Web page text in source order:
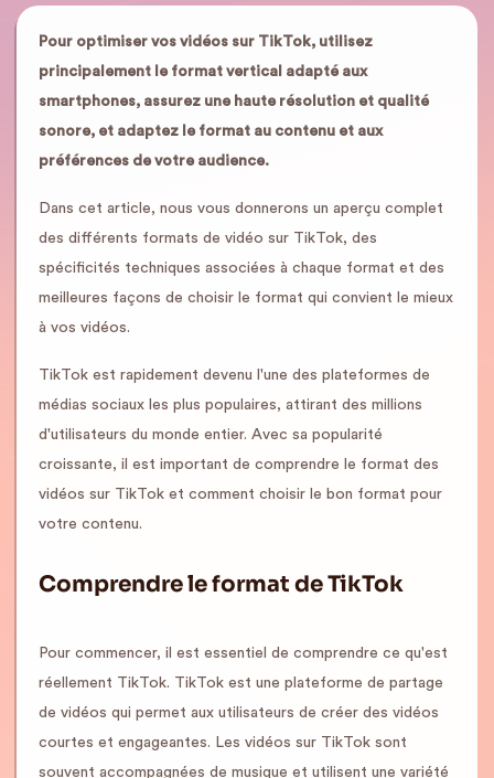
Pour optimiser vos vidéos sur TikTok, utilisez
principalement le format vertical adapté aux
smartphones, assurez une haute résolution et qualité
sonore, et adaptez le format au contenu et aux
préférences de votre audience.
Dans cet article, nous vous donnerons un aperçu complet
des différents formats de vidéo sur TikTok, des
spécificités techniques associées à chaque format et des
meilleures façons de choisir le format qui convient le mieux
à vos vidéos.
TikTok est rapidement devenu l'une des plateformes de
médias sociaux les plus populaires, attirant des millions
d'utilisateurs du monde entier. Avec sa popularité
croissante, il est important de comprendre le format des
vidéos sur TikTok et comment choisir le bon format pour
votre contenu.
Comprendre le format de TikTok
Pour commencer, il est essentiel de comprendre ce qu'est
réellement TikTok. TikTok est une plateforme de partage
de vidéos qui permet aux utilisateurs de créer des vidéos
courtes et engageantes. Les vidéos sur TikTok sont
souvent accompagnées de musique et utilisent une variété